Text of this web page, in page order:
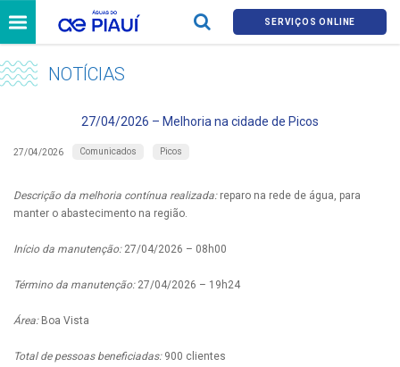
SERVIÇOS ONLINE
NOTÍCIAS
27/04/2026 – Melhoria na cidade de Picos
27/04/2026 Comunicados Picos
Descrição da melhoria contínua realizada:reparo na rede de água, para
manter o abastecimento na região.
Início da manutenção:27/04/2026 – 08h00
Término da manutenção:27/04/2026 – 19h24
Área:Boa Vista
Total de pessoas beneficiadas:900 clientes